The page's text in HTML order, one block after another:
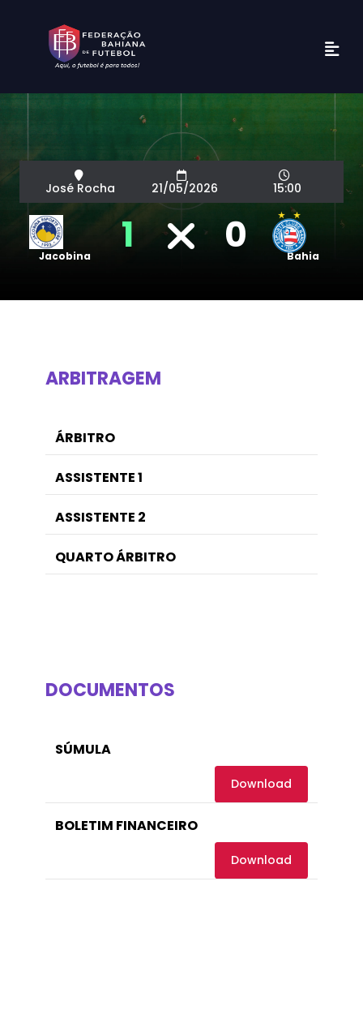
José Rocha 21/05/2026 15:00
Jacobina 1 0 Bahia
ARBITRAGEM
ÁRBITRO
ASSISTENTE 1
ASSISTENTE 2
QUARTO ÁRBITRO
DOCUMENTOS
SÚMULA
Download
BOLETIM FINANCEIRO
Download